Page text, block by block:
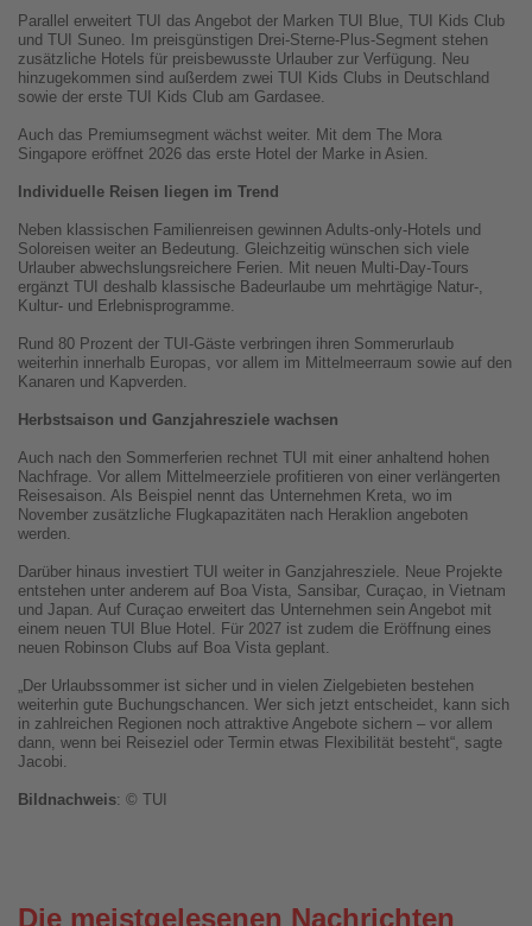
Parallel erweitert TUI das Angebot der Marken TUI Blue, TUI Kids Club
und TUI Suneo. Im preisgünstigen Drei-Sterne-Plus-Segment stehen
zusätzliche Hotels für preisbewusste Urlauber zur Verfügung. Neu
hinzugekommen sind außerdem zwei TUI Kids Clubs in Deutschland
sowie der erste TUI Kids Club am Gardasee.
Auch das Premiumsegment wächst weiter. Mit dem The Mora
Singapore eröffnet 2026 das erste Hotel der Marke in Asien.
Individuelle Reisen liegen im Trend
Neben klassischen Familienreisen gewinnen Adults-only-Hotels und
Soloreisen weiter an Bedeutung. Gleichzeitig wünschen sich viele
Urlauber abwechslungsreichere Ferien. Mit neuen Multi-Day-Tours
ergänzt TUI deshalb klassische Badeurlaube um mehrtägige Natur-,
Kultur- und Erlebnisprogramme.
Rund 80 Prozent der TUI-Gäste verbringen ihren Sommerurlaub
weiterhin innerhalb Europas, vor allem im Mittelmeerraum sowie auf den
Kanaren und Kapverden.
Herbstsaison und Ganzjahresziele wachsen
Auch nach den Sommerferien rechnet TUI mit einer anhaltend hohen
Nachfrage. Vor allem Mittelmeerziele profitieren von einer verlängerten
Reisesaison. Als Beispiel nennt das Unternehmen Kreta, wo im
November zusätzliche Flugkapazitäten nach Heraklion angeboten
werden.
Darüber hinaus investiert TUI weiter in Ganzjahresziele. Neue Projekte
entstehen unter anderem auf Boa Vista, Sansibar, Curaçao, in Vietnam
und Japan. Auf Curaçao erweitert das Unternehmen sein Angebot mit
einem neuen TUI Blue Hotel. Für 2027 ist zudem die Eröffnung eines
neuen Robinson Clubs auf Boa Vista geplant.
„Der Urlaubssommer ist sicher und in vielen Zielgebieten bestehen
weiterhin gute Buchungschancen. Wer sich jetzt entscheidet, kann sich
in zahlreichen Regionen noch attraktive Angebote sichern – vor allem
dann, wenn bei Reiseziel oder Termin etwas Flexibilität besteht“, sagte
Jacobi.
Bildnachweis: © TUI
Die meistgelesenen Nachrichten